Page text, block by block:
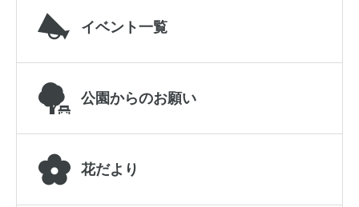
イベント一覧
公園からのお願い
花だより